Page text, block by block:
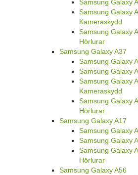
Samsung Galaxy
Samsung Galaxy
Kameraskydd
Samsung Galaxy
Hörlurar
Samsung Galaxy A37
Samsung Galaxy
Samsung Galaxy
Samsung Galaxy
Kameraskydd
Samsung Galaxy
Hörlurar
Samsung Galaxy A17
Samsung Galaxy
Samsung Galaxy
Samsung Galaxy
Hörlurar
Samsung Galaxy A56